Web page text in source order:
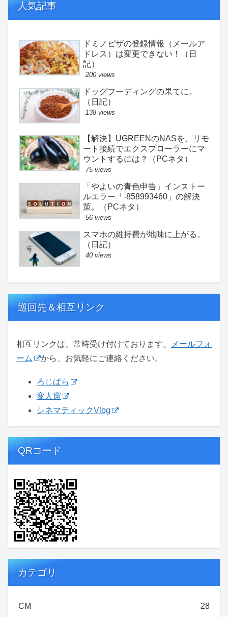
人気記事
ドミノピザの登録情報（メールア
ドレス）は変更できない！（日
記）
200 views
ドッグフーディングの果てに。
（日記）
138 views
【解決】UGREENのNASを、リモ
ート接続でエクスプローラーにマ
ウントするには？（PCネタ）
75 views
「やよいの青色申告」インストー
ルエラー「-858993460」の解決
策。（PCネタ）
56 views
スマホの維持費が地味に上がる。
（日記）
40 views
巡回先＆相互リンク
相互リンクは、常時受け付けております。
メールフォ
ーム
から、お気軽にご連絡ください。
ろじぱら
変人窟
シネマティックVlog
QRコード
カテゴリ
CM 28